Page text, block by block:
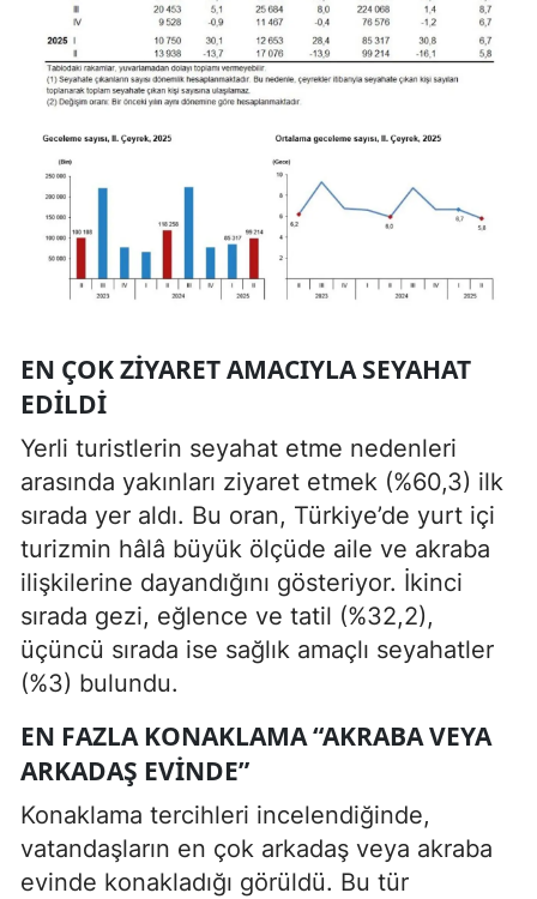
EN ÇOK ZIYARET AMACIYLA SEYAHAT
EDILDI
Yerli turistlerin seyahat etme nedenleri
arasında yakınları ziyaret etmek (%60,3) ilk
sırada yer aldı. Bu oran, Türkiye’de yurt içi
turizmin hâlâ büyük ölçüde aile ve akraba
ilişkilerine dayandığını gösteriyor. İkinci
sırada gezi, eğlence ve tatil (%32,2),
üçüncü sırada ise sağlık amaçlı seyahatler
(%3) bulundu.
EN FAZLA KONAKLAMA “AKRABA VEYA
ARKADAŞ EVINDE”
Konaklama tercihleri incelendiğinde,
vatandaşların en çok arkadaş veya akraba
evinde konakladığı görüldü. Bu tür